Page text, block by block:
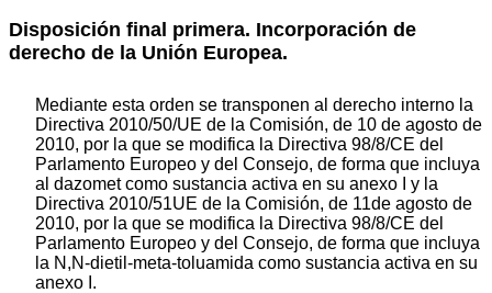
Disposición final primera. Incorporación de
derecho de la Unión Europea.
Mediante esta orden se transponen al derecho interno la
Directiva 2010/50/UE de la Comisión, de 10 de agosto de
2010, por la que se modifica la Directiva 98/8/CE del
Parlamento Europeo y del Consejo, de forma que incluya
al dazomet como sustancia activa en su anexo I y la
Directiva 2010/51UE de la Comisión, de 11de agosto de
2010, por la que se modifica la Directiva 98/8/CE del
Parlamento Europeo y del Consejo, de forma que incluya
la N,N-dietil-meta-toluamida como sustancia activa en su
anexo I.